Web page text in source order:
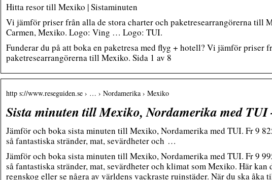
Hitta resor till Mexiko | Sistaminuten
Vi jämför priser från alla de stora charter och paketresearrangörerna till
Carmen, Mexiko. Logo: Ving … Logo: TUI.
Funderar du på att boka en paketresa med flyg + hotell? Vi jämför priser
paketresearrangörerna till Mexiko. Sida 1 av 8
http s://www.reseguiden.se › … › Nordamerika › Mexiko
Sista minuten till Mexiko, Nordamerika med TUI
Jämför och boka sista minuten till Mexiko, Nordamerika med TUI. Fr 9
så fantastiska stränder, mat, sevärdheter och …
Jämför och boka sista minuten till Mexiko, Nordamerika med TUI. Fr 9
så fantastiska stränder, mat, sevärdheter och klimat som Mexiko. Här
regnskog eller se några av världens vackraste ruinstäder. När du ska åka